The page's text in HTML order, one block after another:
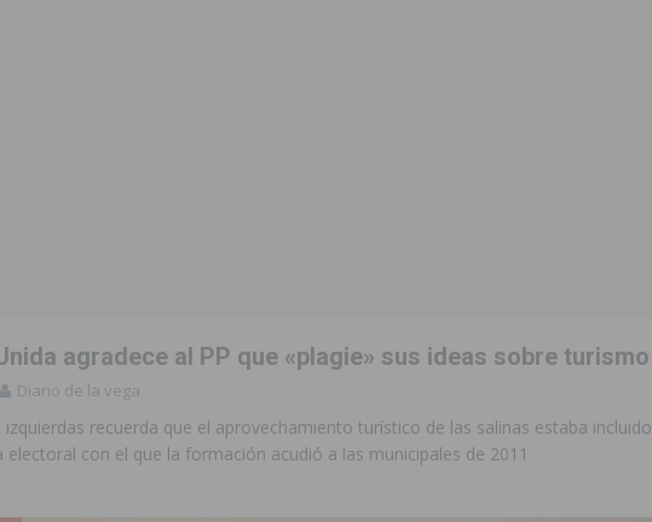
especializado en el robo de vehículos de alta gama mediante la
incendios e inundaciones por el estado de sus barrancos
de la CV-95, clave para Torrevieja
a sus Fiestas 2026
de la Corte 2026
Urbanizaciones de Ciudad Quesada 2026
ROJALES
vivienda de un quinto piso en Callosa de Segura
CALLOSA DE
agradece al PP que «plagie» sus ideas sobre turismo
Diario de la vega
izquierdas recuerda que el aprovechamiento turístico de las salinas estaba incluido
electoral con el que la formación acudió a las municipales de 2011